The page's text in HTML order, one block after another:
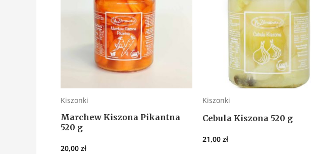
Kiszonki
Marchew Kiszona Pikantna
520 g
20,00 zł
Kiszonki
Cebula Kiszona 520 g
21,00 zł